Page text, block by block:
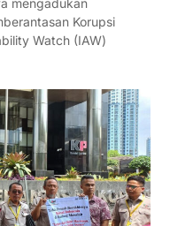
Korupsi
Watch (IAW)